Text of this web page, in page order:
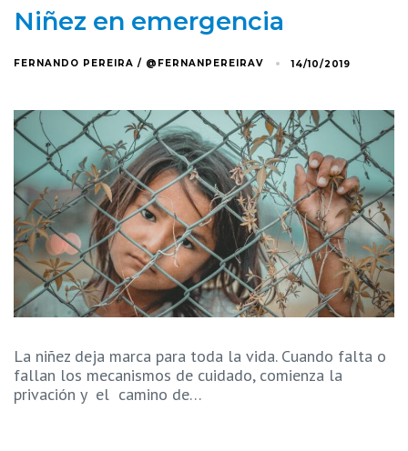
Niñez en emergencia
FERNANDO PEREIRA / @FERNANPEREIRAV 14/10/2019
La niñez deja marca para toda la vida. Cuando falta o
fallan los mecanismos de cuidado, comienza la
privación y el camino de…